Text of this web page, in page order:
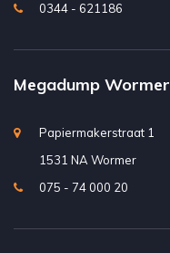
0344 - 621186
Megadump Wormer
Papiermakerstraat 1
1531 NA Wormer
075 - 74 000 20